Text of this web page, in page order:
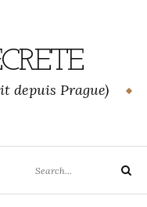
depuis Prague)
for:
Search